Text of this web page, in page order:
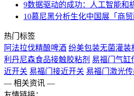
9数据驱动的成功：人工智能和
10慕尼黑分析生化中国展「商
热门标签
阿法拉伐精酿啤酒 纷美包装无菌灌装
利丹尼森食品接触胶粘剂 易福门气缸
近开关 易福门接近开关 易福门激光
— 相关资讯 —